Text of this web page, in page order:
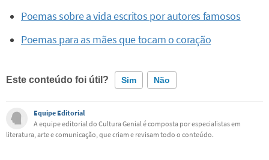
Poemas sobre a vida escritos por autores famosos
Poemas para as mães que tocam o coração
Este conteúdo foi útil? Sim Não
Este conteúdo contém informação incorreta
Este conteúdo não tem a informação que procuro
Equipe Editorial
A equipe editorial do Cultura Genial é composta por especialistas em
literatura, arte e comunicação, que criam e revisam todo o conteúdo.